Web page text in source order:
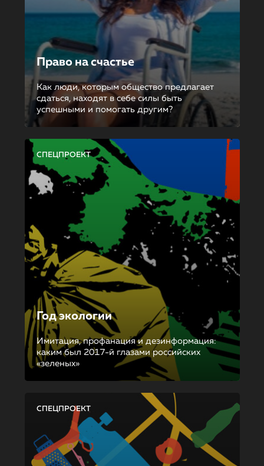
Право на счастье
Как люди, которым общество предлагает
сдаться, находят в себе силы быть
успешными и помогать другим?
СПЕЦПРОЕКТ
Год экологии
Имитация, профанация и дезинформация:
каким был 2017-й глазами российских
«зеленых»
СПЕЦПРОЕКТ